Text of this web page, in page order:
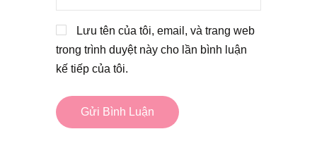
Lưu tên của tôi, email, và trang web
trong trình duyệt này cho lần bình luận
kế tiếp của tôi.